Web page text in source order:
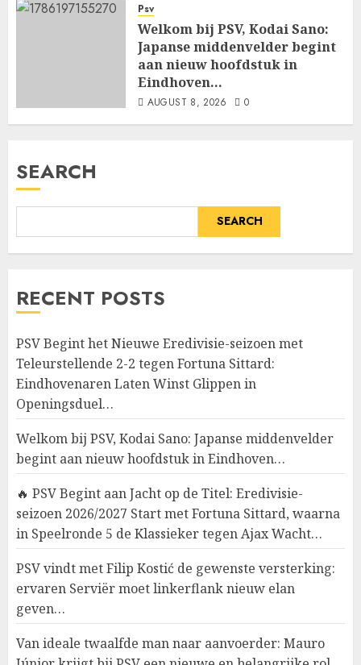
AUGUST 8, 2026
Psv
Welkom bij PSV, Kodai Sano:
Japanse middenvelder begint
aan nieuw hoofdstuk in
Eindhoven…
AUGUST 8, 2026 0
SEARCH
SEARCH
RECENT POSTS
PSV Begint het Nieuwe Eredivisie-seizoen met
Teleurstellende 2-2 tegen Fortuna Sittard:
Eindhovenaren Laten Winst Glippen in
Openingsduel…
Welkom bij PSV, Kodai Sano: Japanse middenvelder
begint aan nieuw hoofdstuk in Eindhoven…
🔥 PSV Begint aan Jacht op de Titel: Eredivisie-
seizoen 2026/2027 Start met Fortuna Sittard, waarna
in Speelronde 5 de Klassieker tegen Ajax Wacht…
PSV vindt met Filip Kostić de gewenste versterking:
ervaren Serviër moet linkerflank nieuw elan
geven…
Van ideale twaalfde man naar aanvoerder: Mauro